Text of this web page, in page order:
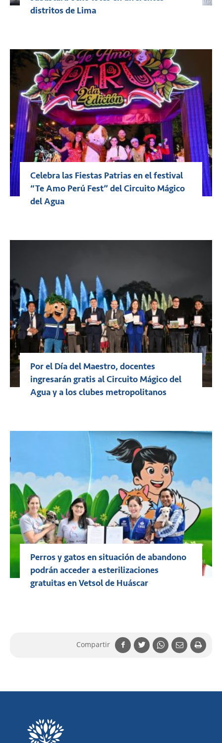
distritos de Lima
Celebra las Fiestas Patrias en el festival
“Te Amo Perú Fest” del Circuito Mágico
del Agua
Por el Día del Maestro, docentes
ingresarán gratis al Circuito Mágico del
Agua y a los clubes metropolitanos
Perros y gatos en situación de abandono
podrán acceder a esterilizaciones
gratuitas en Vetsol de Huáscar
Compartir